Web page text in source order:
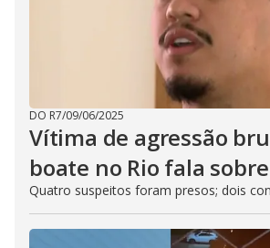
DO R7/09/06/2025
Vítima de agressão
boate no Rio fala
Quatro suspeitos foram presos; dois